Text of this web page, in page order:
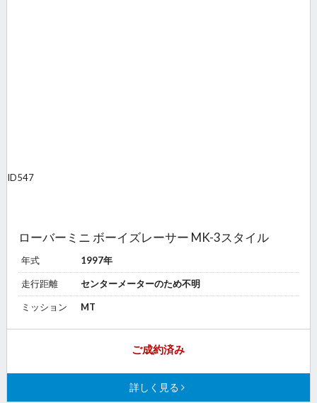
ID547
ローバーミニ ボーイズレーサー MK-3スタイル
年式 1997年
走行距離 センターメーターのため不明
ミッション MT
ご成約済み
詳しく見る